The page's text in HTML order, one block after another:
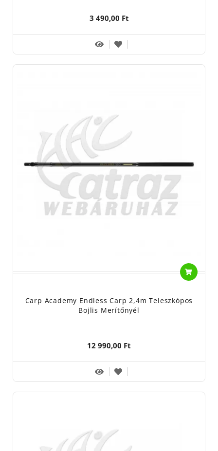
3 490,00 Ft
Carp Academy Endless Carp 2,4m Teleszkópos
Bojlis Merítőnyél
12 990,00 Ft